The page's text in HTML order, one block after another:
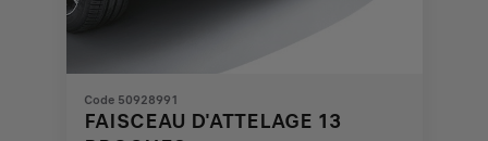
Code 50928991
FAISCEAU D'ATTELAGE 13